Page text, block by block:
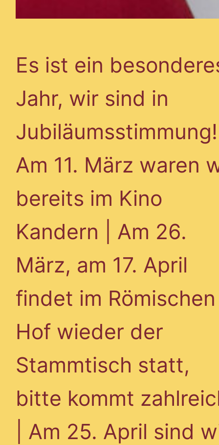
Es ist ein
Jahr, wir sind in
Jubiläumsstimmung!
Am 11. März waren
bereits im Kino
Kandern | Am 26.
März, am 17. April
findet im Römischen
Hof wieder der
Stammtisch statt,
bitte kommt
| Am 25. April sind